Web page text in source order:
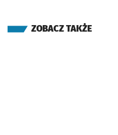
ZOBACZ TAKŻE